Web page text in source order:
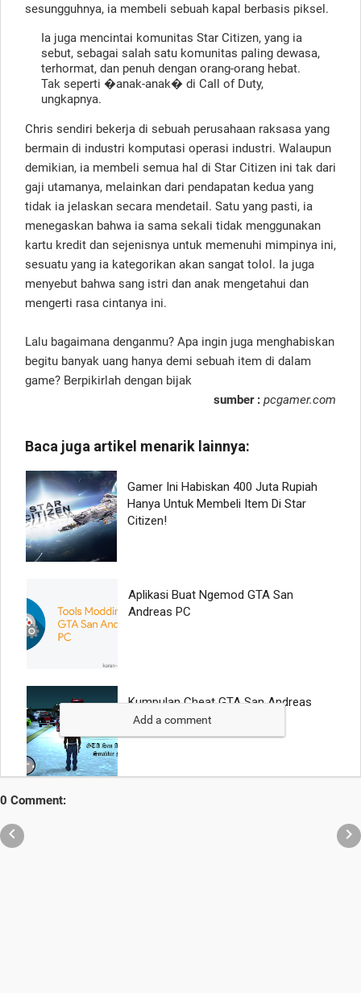
sesungguhnya, ia membeli sebuah kapal berbasis piksel.
Ia juga mencintai komunitas Star Citizen, yang ia
sebut, sebagai salah satu komunitas paling dewasa,
terhormat, dan penuh dengan orang-orang hebat.
Tak seperti �anak-anak� di Call of Duty,
ungkapnya.
Chris sendiri bekerja di sebuah perusahaan raksasa yang
bermain di industri komputasi operasi industri. Walaupun
demikian, ia membeli semua hal di Star Citizen ini tak dari
gaji utamanya, melainkan dari pendapatan kedua yang
tidak ia jelaskan secara mendetail. Satu yang pasti, ia
menegaskan bahwa ia sama sekali tidak menggunakan
kartu kredit dan sejenisnya untuk memenuhi mimpinya ini,
sesuatu yang ia kategorikan akan sangat tolol. Ia juga
menyebut bahwa sang istri dan anak mengetahui dan
mengerti rasa cintanya ini.
Lalu bagaimana denganmu? Apa ingin juga menghabiskan
begitu banyak uang hanya demi sebuah item di dalam
game? Berpikirlah dengan bijak
sumber : pcgamer.com
Add a comment
0 Comment:
 